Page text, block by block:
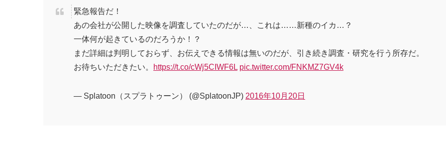
緊急報告だ！
あの会社が公開した映像を調査していたのだが…、これは……新種のイカ…？
一体何が起きているのだろうか！？
まだ詳細は判明しておらず、お伝えできる情報は無いのだが、引き続き調査・研究を行う所存だ。
お待ちいただきたい。
https://t.co/cWj5CIWF6L pic.twitter.com/FNKMZ7GV4k
— Splatoon（スプラトゥーン） (@SplatoonJP) 2016年10月20日